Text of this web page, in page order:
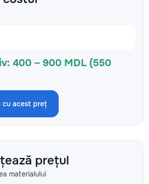
400 – 900 MDL (550
cu acest preț
prețul
materialului